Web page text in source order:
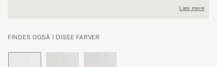
Læs mere
FINDES OGSÅ I DISSE FARVER